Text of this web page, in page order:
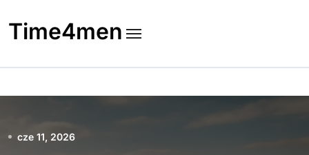
to
content
Time4men
cze 11, 2026